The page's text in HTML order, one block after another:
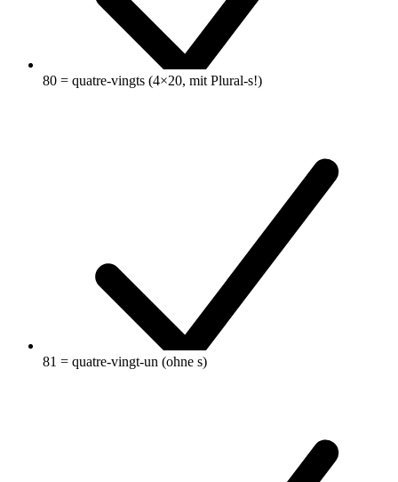
80 = quatre-vingts (4×20, mit Plural-s!)
81 = quatre-vingt-un (ohne s)